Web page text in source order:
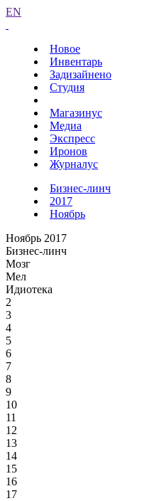
EN
Новое
Инвентарь
Задизайнено
Студия
Магазинус
Медиа
Экспресс
Иронов
Журналус
Бизнес-линч
2017
Ноябрь
Ноябрь 2017
Бизнес-линч
Мозг
Мел
Идиотека
2
3
4
5
6
7
8
9
10
11
12
13
14
15
16
17